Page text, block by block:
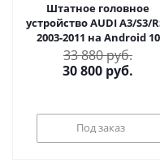
Штатное головное
устройство AUDI A3/S3/
2003-2011 на Android 10
Carmedia MKD-A789-P4N
33 880 руб.
30 800 руб.
Под заказ